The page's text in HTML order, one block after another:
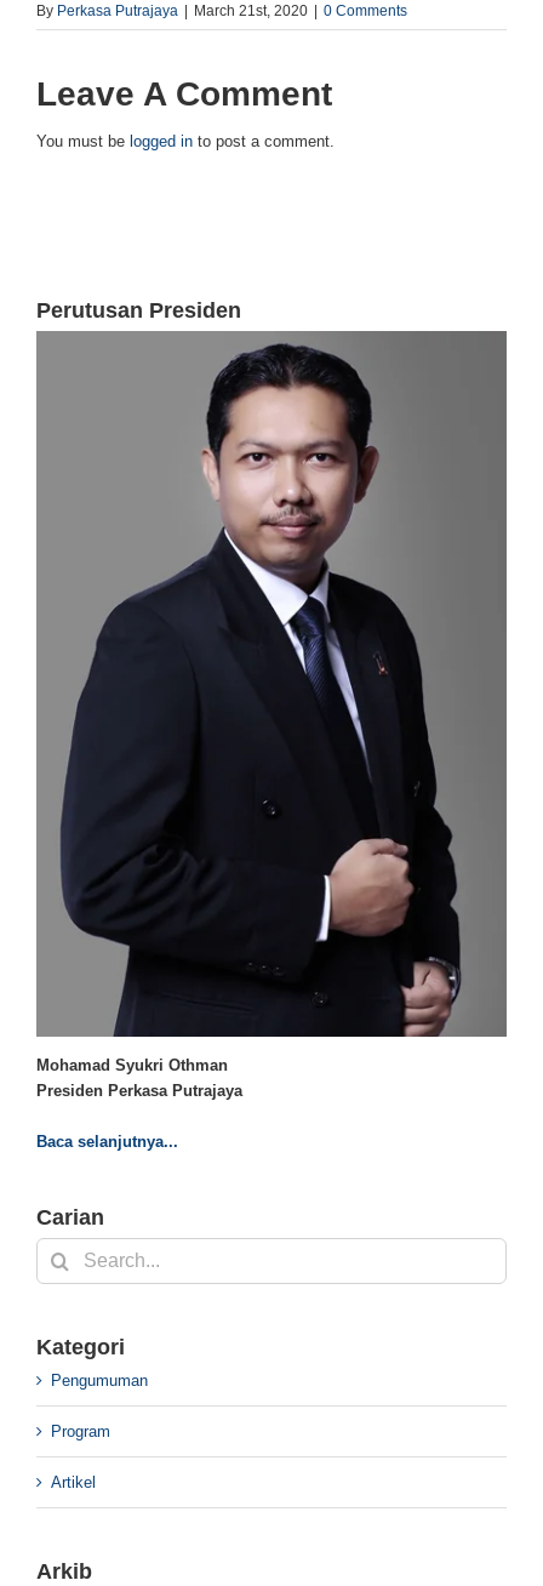
By Perkasa Putrajaya | March 21st, 2020 | 0 Comments
Leave A Comment
You must be logged in to post a comment.
Perutusan Presiden
Mohamad Syukri Othman
Presiden Perkasa Putrajaya
Baca selanjutnya...
Carian
Search
for:
Kategori
Pengumuman
Program
Artikel
Arkib